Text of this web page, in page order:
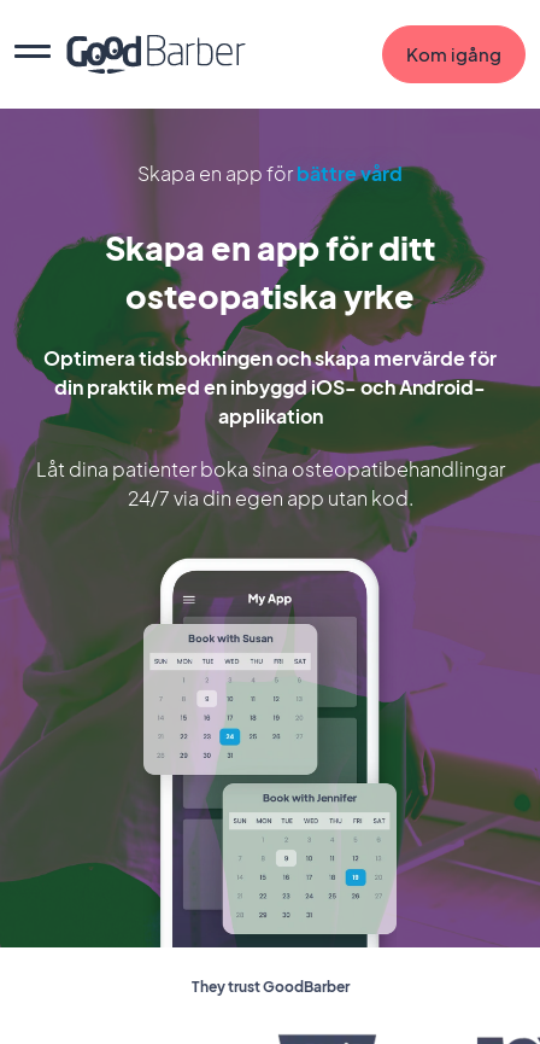
Kom igång
Skapa en app förbättre vård
Skapa en app för ditt
osteopatiska yrke
Optimera tidsbokningen och skapa mervärde för
din praktik med en inbyggd iOS- och Android-
applikation
Låt dina patienter boka sina osteopatibehandlingar
24/7 via din egen app utan kod.
They trust GoodBarber